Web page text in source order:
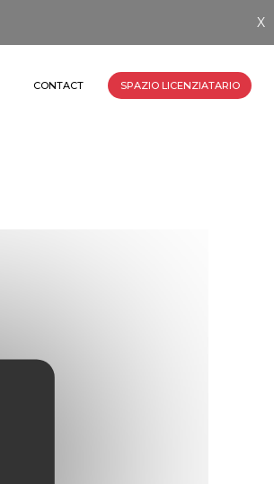
X
CONTACT SPAZIO LICENZIATARIO